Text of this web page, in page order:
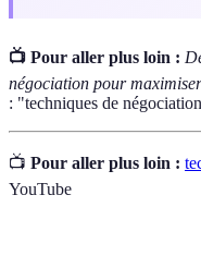
📺 Pour aller plus loin :
négociation pour
: "techniques de
📺 Pour aller plus loin :
YouTube